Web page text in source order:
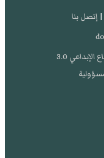
| إتصل بنا
3.0